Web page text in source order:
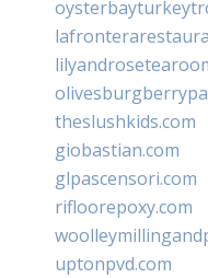
theslushkids.com
giobastian.com
glpascensori.com
rifloorepoxy.com
uptonpvd.com